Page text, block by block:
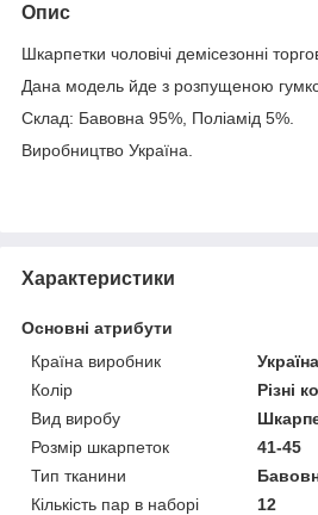
Опис
Шкарпетки чоловічі демісезонні
Дана модель йде з розпущеною
Склад: Бавовна 95%, Поліамід 5%.
Виробництво Україна.
Характеристики
Основні атрибути
Країна виробник
Україна
Колір
Різні
Вид виробу
Розмір шкарпеток
41-45
Тип тканини
Кількість пар в наборі
12